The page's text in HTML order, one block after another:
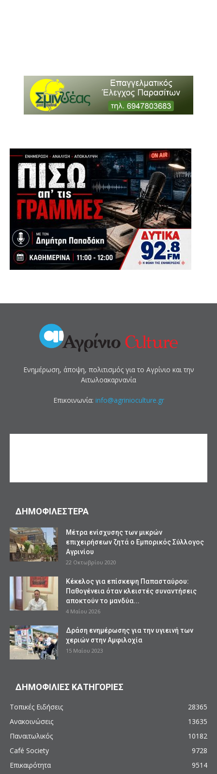
Ενημέρωση, άποψη, πολιτισμός για το Αγρίνιο και την
Αιτωλοακαρνανία
Επικοινωνία: info@agrinioculture.gr
ΔΗΜΟΦΙΛΕΣΤΕΡΑ
Mέτρα ενίσχυσης των μικρών
επιχειρήσεων ζητά ο Εμπορικός Σύλλογος
Αγρινίου
22 Οκτωβρίου 2020
Κέκελος για επίσκεψη Παπασταύρου:
Παθογένεια όταν κλειστές συναντήσεις
αποκτούν το μανδύα...
4 Μαΐου 2026
Δράση ενημέρωσης για την υγιεινή των
χεριών στην Αμφιλοχία
15 Μαΐου 2023
ΔΗΜΟΦΙΛΙΕΣ ΚΑΤΗΓΟΡΙΕΣ
Τοπικές Ειδήσεις
28365
Ανακοινώσεις
13635
Παναιτωλικός
10182
Café Society
9728
Επικαιρότητα
9514